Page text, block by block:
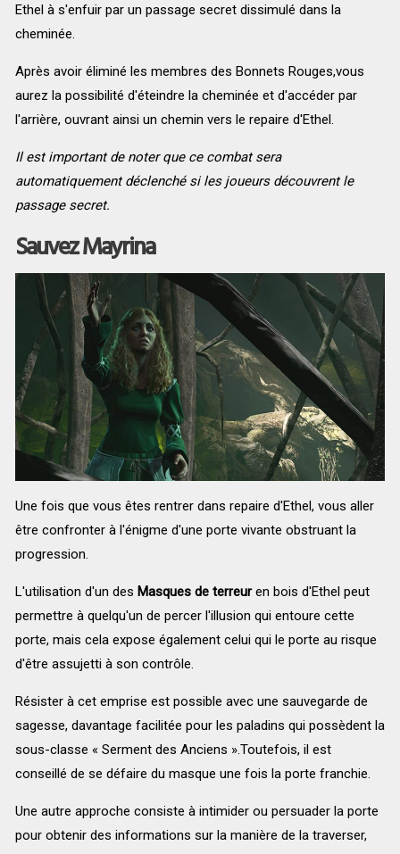
Ethel à s'enfuir par un passage secret dissimulé dans la
cheminée.
Après avoir éliminé les membres des Bonnets Rouges,vous
aurez la possibilité d'éteindre la cheminée et d'accéder par
l'arrière, ouvrant ainsi un chemin vers le repaire d'Ethel.
Il est important de noter que ce combat sera
automatiquement déclenché si les joueurs découvrent le
passage secret.
Sauvez Mayrina
Une fois que vous êtes rentrer dans repaire d'Ethel, vous aller
être confronter à l'énigme d'une porte vivante obstruant la
progression.
L'utilisation d'un des Masques de terreuren bois d'Ethel peut
permettre à quelqu'un de percer l'illusion qui entoure cette
porte, mais cela expose également celui qui le porte au risque
d'être assujetti à son contrôle.
Résister à cet emprise est possible avec une sauvegarde de
sagesse, davantage facilitée pour les paladins qui possèdent la
sous-classe « Serment des Anciens ».Toutefois, il est
conseillé de se défaire du masque une fois la porte franchie.
Une autre approche consiste à intimider ou persuader la porte
pour obtenir des informations sur la manière de la traverser,